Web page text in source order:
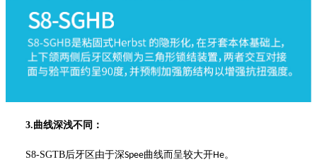
3.曲线深浅不同 ：
S8-SGTB后牙区由于深Spee曲线而呈较大开He。